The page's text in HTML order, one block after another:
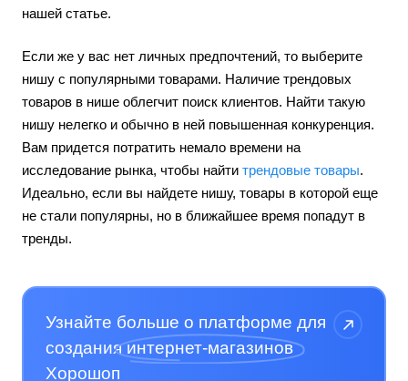
нашей статье.
Если же у вас нет личных предпочтений, то выберите
нишу с популярными товарами. Наличие трендовых
товаров в нише облегчит поиск клиентов. Найти такую
нишу нелегко и обычно в ней повышенная конкуренция.
Вам придется потратить немало времени на
исследование рынка, чтобы найти трендовые товары.
Идеально, если вы найдете нишу, товары в которой еще
не стали популярны, но в ближайшее время попадут в
тренды.
Узнайте больше о платформе для
созданияинтернет-магазинов
Хорошоп